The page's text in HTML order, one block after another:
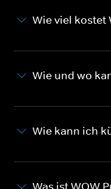
Wie viel kostet
Wie und wo
Wie kann ich